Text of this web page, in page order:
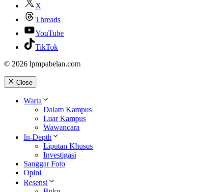
X
Threads
YouTube
TikTok
© 2026 lpmpabelan.com
Close
Warta
Dalam Kampus
Luar Kampus
Wawancara
In-Depth
Liputan Khusus
Investigasi
Sanggar Foto
Opini
Resensi